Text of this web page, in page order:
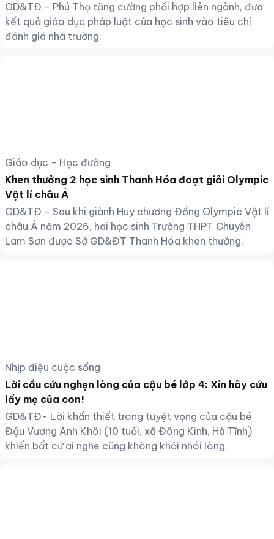
GD&TĐ - Phú Thọ tăng cường phối hợp liên ngành, đưa
kết quả giáo dục pháp luật của học sinh vào tiêu chí
đánh giá nhà trường.
Giáo dục - Học đường
Khen thưởng 2 học sinh Thanh Hóa đoạt giải Olympic
Vật lí châu Á
GD&TĐ - Sau khi giành Huy chương Đồng Olympic Vật lí
châu Á năm 2026, hai học sinh Trường THPT Chuyên
Lam Sơn được Sở GD&ĐT Thanh Hóa khen thưởng.
Nhịp điệu cuộc sống
Lời cầu cứu nghẹn lòng của cậu bé lớp 4: Xin hãy cứu
lấy mẹ của con!
GD&TĐ- Lời khẩn thiết trong tuyệt vọng của cậu bé
Đậu Vương Anh Khôi (10 tuổi, xã Đông Kinh, Hà Tĩnh)
khiến bất cứ ai nghe cũng không khỏi nhói lòng.